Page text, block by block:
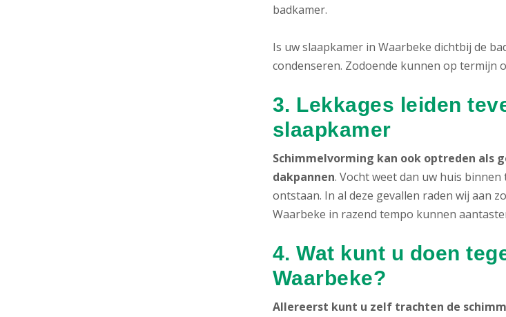
badkamer.
Is uw slaapkamer in Waarbeke dichtbij de
condenseren. Zodoende kunnen op termijn
3. Lekkages leiden
slaapkamer
Schimmelvorming kan ook optreden als
dakpannen. Vocht weet dan uw huis
ontstaan. In al deze gevallen raden wij aan
Waarbeke in razend tempo kunnen
4. Wat kunt u doen
Waarbeke?
Allereerst kunt u zelf trachten de